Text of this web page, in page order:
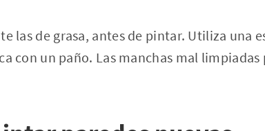
las de grasa, antes de pintar. Utiliza una
con un paño. Las manchas mal